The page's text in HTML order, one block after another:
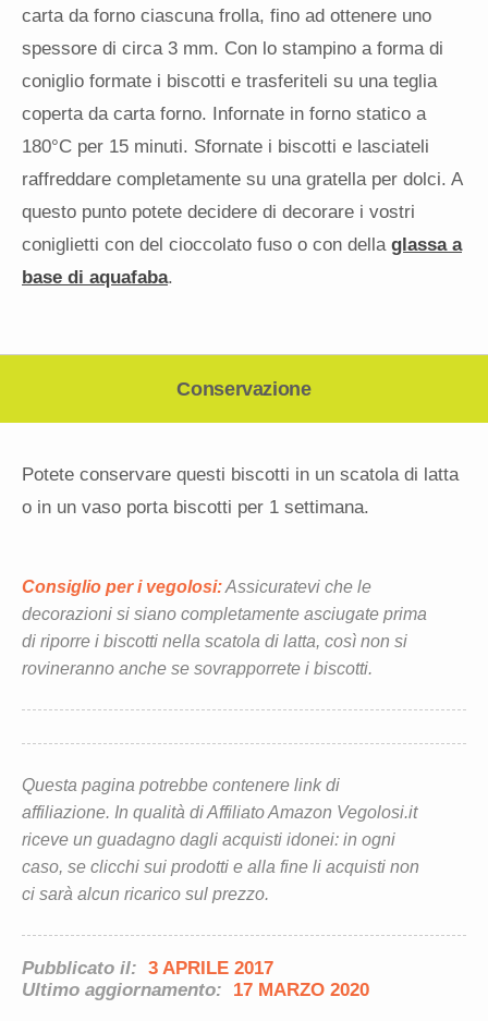
carta da forno ciascuna frolla, fino ad ottenere uno
spessore di circa 3 mm. Con lo stampino a forma di
coniglio formate i biscotti e trasferiteli su una teglia
coperta da carta forno. Infornate in forno statico a
180°C per 15 minuti. Sfornate i biscotti e lasciateli
raffreddare completamente su una gratella per dolci. A
questo punto potete decidere di decorare i vostri
coniglietti con del cioccolato fuso o con della glassa a
base di aquafaba.
Conservazione
Potete conservare questi biscotti in un scatola di latta
o in un vaso porta biscotti per 1 settimana.
Consiglio per i vegolosi:Assicuratevi che le
decorazioni si siano completamente asciugate prima
di riporre i biscotti nella scatola di latta, così non si
rovineranno anche se sovrapporrete i biscotti.
Questa pagina potrebbe contenere link di
affiliazione. In qualità di Affiliato Amazon Vegolosi.it
riceve un guadagno dagli acquisti idonei: in ogni
caso, se clicchi sui prodotti e alla fine li acquisti non
ci sarà alcun ricarico sul prezzo.
Pubblicato il: 3 APRILE 2017
Ultimo aggiornamento:
17 MARZO 2020